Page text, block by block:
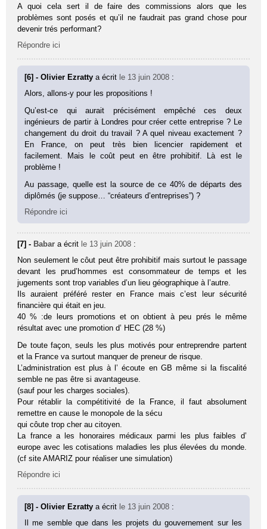
A quoi cela sert il de faire des commissions alors que les
problèmes sont posés et qu’il ne faudrait pas grand chose pour
devenir trés performant?
Répondre ici
[6] - Olivier Ezrattya écrit le 13 juin 2008 :
Alors, allons-y pour les propositions !
Qu’est-ce qui aurait précisément empêché ces deux
ingénieurs de partir à Londres pour créer cette entreprise ? Le
changement du droit du travail ? A quel niveau exactement ?
En France, on peut très bien licencier rapidement et
facilement. Mais le coût peut en être prohibitif. Là est le
problème !
Au passage, quelle est la source de ce 40% de départs des
diplômés (je suppose… “créateurs d’entreprises”) ?
Répondre ici
[7] - Babar a écrit le 13 juin 2008 :
Non seulement le côut peut être prohibitif mais surtout le passage
devant les prud’hommes est consommateur de temps et les
jugements sont trop variables d’un lieu géographique à l’autre.
Ils auraient préféré rester en France mais c’est leur sécurité
financière qui était en jeu.
40 % :de leurs promotions et on obtient à peu prés le même
résultat avec une promotion d’ HEC (28 %)
De toute façon, seuls les plus motivés pour entreprendre partent
et la France va surtout manquer de preneur de risque.
L’administration est plus à l’ écoute en GB même si la fiscalité
semble ne pas être si avantageuse.
(sauf pour les charges sociales).
Pour rétablir la compétitivité de la France, il faut absolument
remettre en cause le monopole de la sécu
qui côute trop cher au citoyen.
La france a les honoraires médicaux parmi les plus faibles d’
europe avec les cotisations maladies les plus élevées du monde.
(cf site AMARIZ pour réaliser une simulation)
Répondre ici
[8] - Olivier Ezrattya écrit le 13 juin 2008 :
Il me semble que dans les projets du gouvernement sur les